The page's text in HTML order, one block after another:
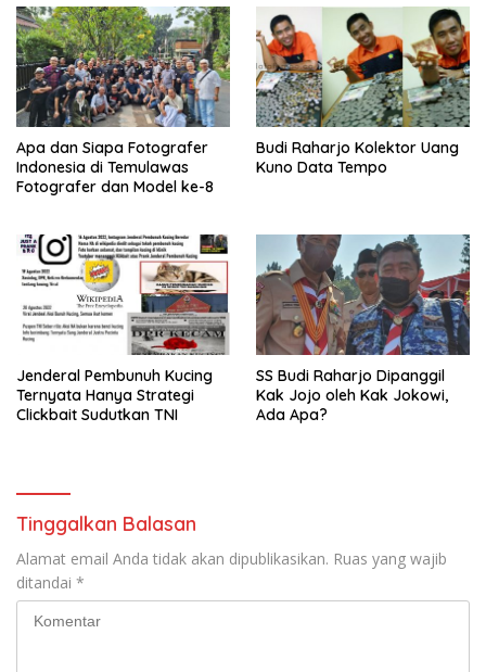
Apa dan Siapa Fotografer
Indonesia di Temulawas
Fotografer dan Model ke-8
Budi Raharjo Kolektor Uang
Kuno Data Tempo
Jenderal Pembunuh Kucing
Ternyata Hanya Strategi
Clickbait Sudutkan TNI
SS Budi Raharjo Dipanggil
Kak Jojo oleh Kak Jokowi,
Ada Apa?
Tinggalkan Balasan
Alamat email Anda tidak akan dipublikasikan. Ruas yang wajib
ditandai *